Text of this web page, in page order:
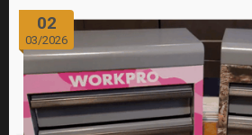
02
03/2026